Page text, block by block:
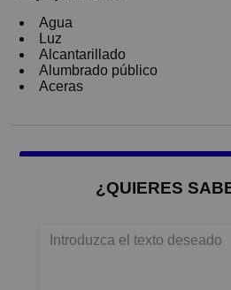
Agua
Luz
Alcantarillado
Alumbrado público
Aceras
¿QUIERES